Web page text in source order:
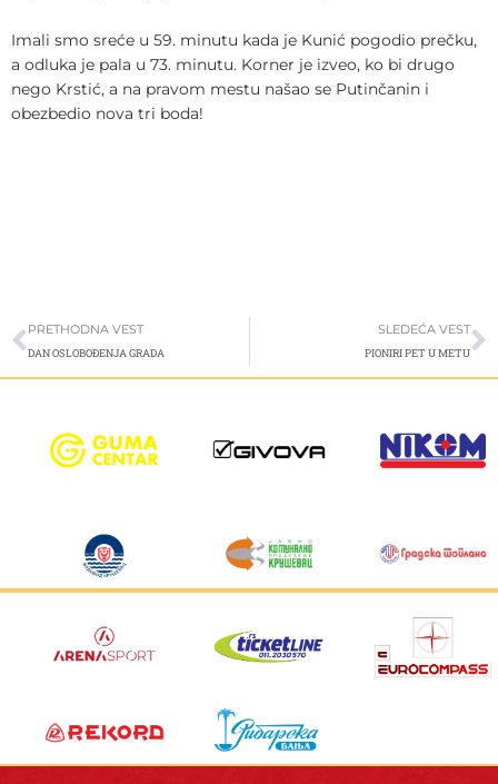
Imali smo sreće u 59. minutu kada je Kunić pogodio prečku,
a odluka je pala u 73. minutu. Korner je izveo, ko bi drugo
nego Krstić, a na pravom mestu našao se Putinčanin i
obezbedio nova tri boda!
Prev
PRETHODNA VEST
DAN OSLOBOĐENJA GRADA
SLEDEĆA VEST
PIONIRI PET U METU